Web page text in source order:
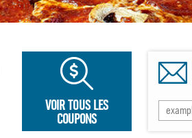
VOIR TOUS LES
COUPONS